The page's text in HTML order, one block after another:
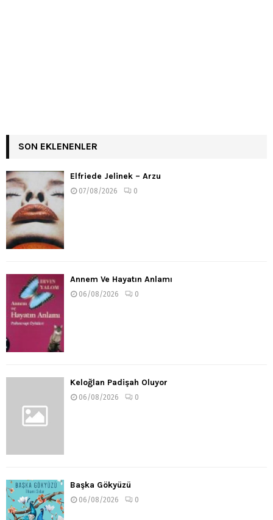
SON EKLENENLER
Elfriede Jelinek – Arzu
07/08/2026 0
Annem Ve Hayatın Anlamı
06/08/2026 0
Keloğlan Padişah Oluyor
06/08/2026 0
Başka Gökyüzü
06/08/2026 0